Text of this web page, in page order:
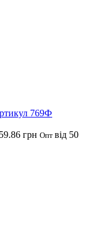
769Ф
59.86 грн Опт від 50